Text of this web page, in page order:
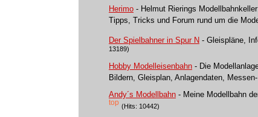
Herimo - Helmut Rierings
Tipps, Tricks und Forum rund um die
Der Spielbahner in Spur N - Gleispläne,
13189)
Hobby Modelleisenbahn - Die
Bildern, Gleisplan, Anlagendaten,
Andy´s Modellbahn - Meine Modellbahn
top (Hits: 10442)